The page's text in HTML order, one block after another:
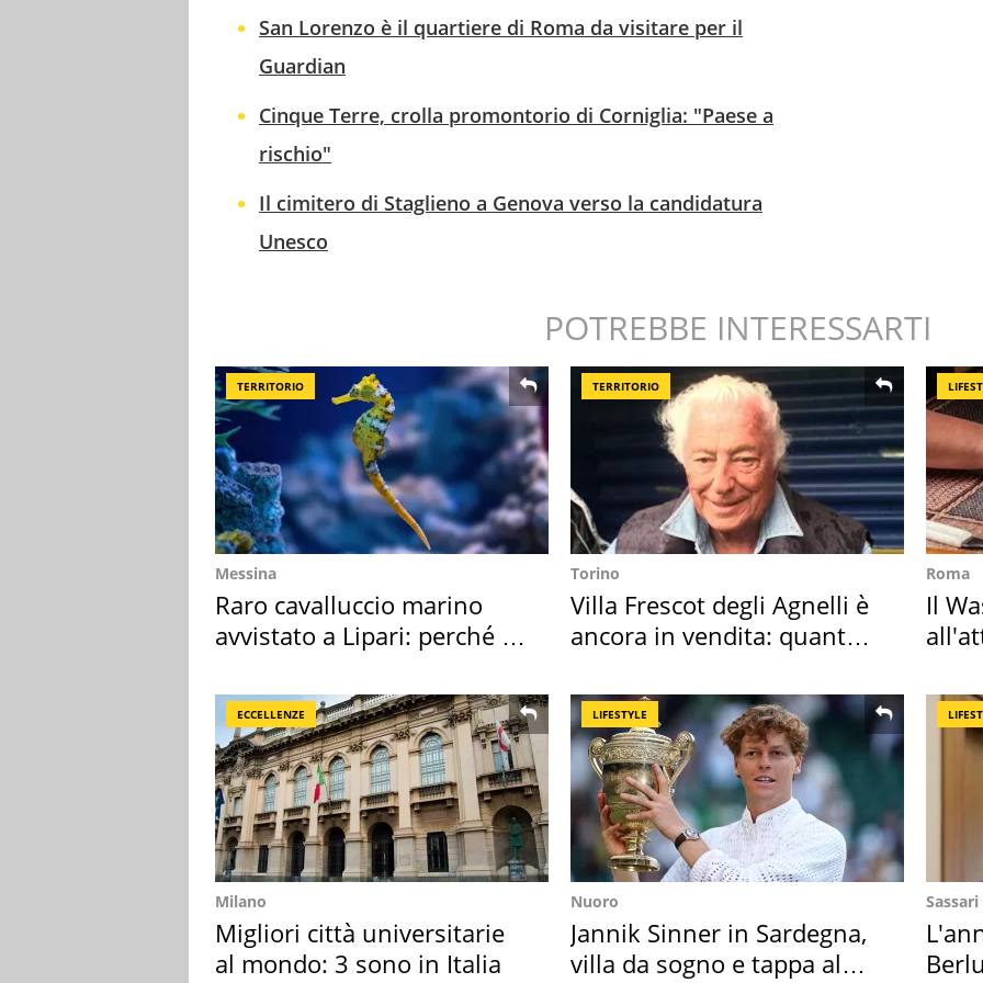
San Lorenzo è il quartiere di Roma da visitare per il
Guardian
Cinque Terre, crolla promontorio di Corniglia: "Paese a
rischio"
Il cimitero di Staglieno a Genova verso la candidatura
Unesco
POTREBBE INTERESSARTI
TERRITORIO
Messina
Raro cavalluccio marino
avvistato a Lipari: perché è
TERRITORIO
Torino
Villa Frescot degli Agnelli è
ancora in vendita: quanto
Roma
Il
ECCELLENZE
Milano
Migliori città universitarie
al mondo: 3 sono in Italia
LIFESTYLE
Nuoro
Jannik Sinner in Sardegna,
villa da sogno e tappa al
Sassari